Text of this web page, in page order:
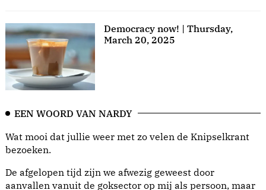
Democracy now! | Thursday,
March 20, 2025
EEN WOORD VAN NARDY
Wat mooi dat jullie weer met zo velen de Knipselkrant
bezoeken.
De afgelopen tijd zijn we afwezig geweest door
aanvallen vanuit de goksector op mij als persoon, maar